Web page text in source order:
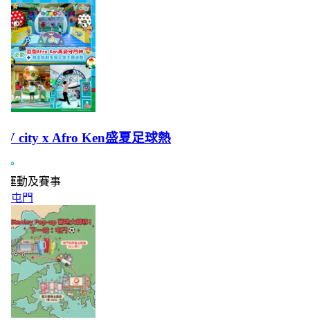
city x Afro Ken盛夏足球熱
動及賽事
屯門